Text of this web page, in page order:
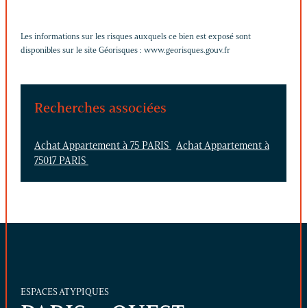
Les informations sur les risques auxquels ce bien est exposé sont
disponibles sur le site Géorisques : www.georisques.gouv.fr
Recherches associées
Achat Appartement à 75 PARIS
Achat Appartement à
75017 PARIS
ESPACES ATYPIQUES